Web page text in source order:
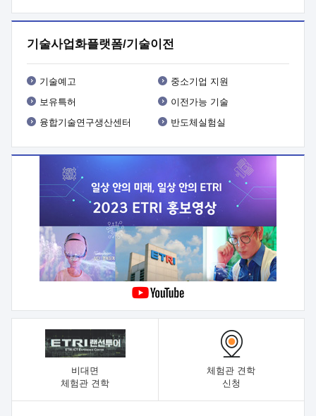
임2) 대상인력 B 상세이력 3. 신청방법 및 향후일정 등 
제출  문 의 처: ETRI사업화본부 기업성장지원부
현장지원 신청서 (기업)
기술사업화플랫폼/기술이전
기술예고
중소기업 지원
보유특허
이전가능 기술
융합기술연구생산센터
반도체실험실
비대면
체험관 견학
체험관 견학
신청